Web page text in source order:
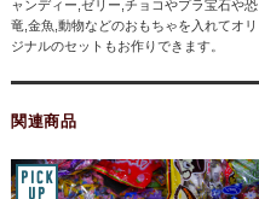
ャンディー,ゼリー,チョコやプラ宝石や恐
竜,金魚,動物などのおもちゃを入れてオリ
ジナルのセットもお作りできます。
関連商品